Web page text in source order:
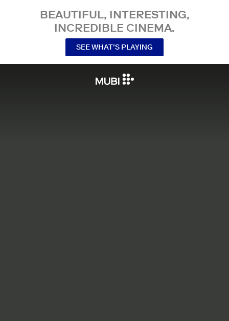
BEAUTIFUL, INTERESTING,
INCREDIBLE CINEMA.
SEE WHAT’S PLAYING